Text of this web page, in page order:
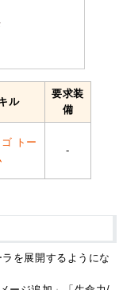
ル
要求装
備
トー
-
を展開するようにな